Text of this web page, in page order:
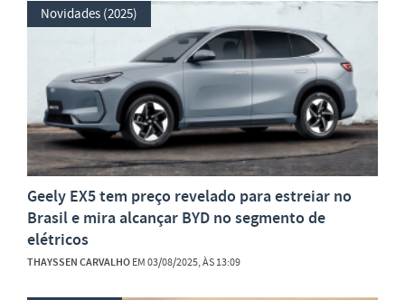
Novidades (2025)
Geely EX5 tem preço revelado para estreiar no
Brasil e mira alcançar BYD no segmento de
elétricos
THAYSSEN CARVALHOEM 03/08/2025, ÀS 13:09